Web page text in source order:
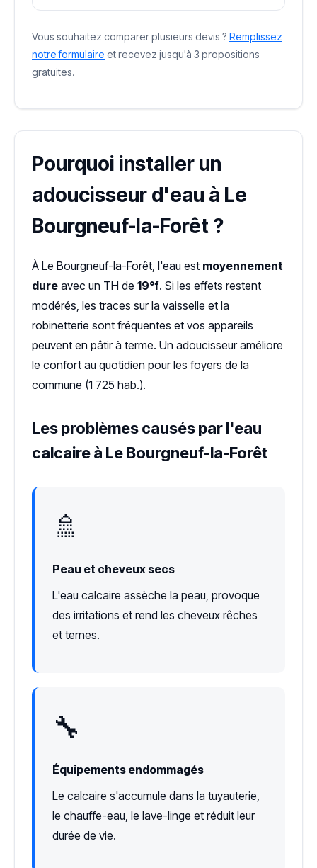
Vous souhaitez comparer plusieurs devis ? Remplissez
notre formulaire et recevez jusqu'à 3 propositions
gratuites.
Pourquoi installer un
adoucisseur d'eau à Le
Bourgneuf-la-Forêt ?
À Le Bourgneuf-la-Forêt, l'eau est moyennement
dure avec un TH de 19°f. Si les effets restent
modérés, les traces sur la vaisselle et la
robinetterie sont fréquentes et vos appareils
peuvent en pâtir à terme. Un adoucisseur améliore
le confort au quotidien pour les foyers de la
commune (1 725 hab.).
Les problèmes causés par l'eau
calcaire à Le Bourgneuf-la-Forêt
🚿
Peau et cheveux secs
L'eau calcaire assèche la peau, provoque
des irritations et rend les cheveux rêches
et ternes.
🔧
Équipements endommagés
Le calcaire s'accumule dans la tuyauterie,
le chauffe-eau, le lave-linge et réduit leur
durée de vie.